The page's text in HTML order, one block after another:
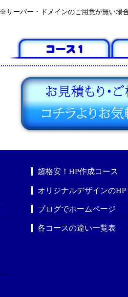
※サーバー・ドメインのご用意が無い場
超格安！HP作成コース
オリジナルデザインのHP
ブログでホームページ
各コースの違い一覧表